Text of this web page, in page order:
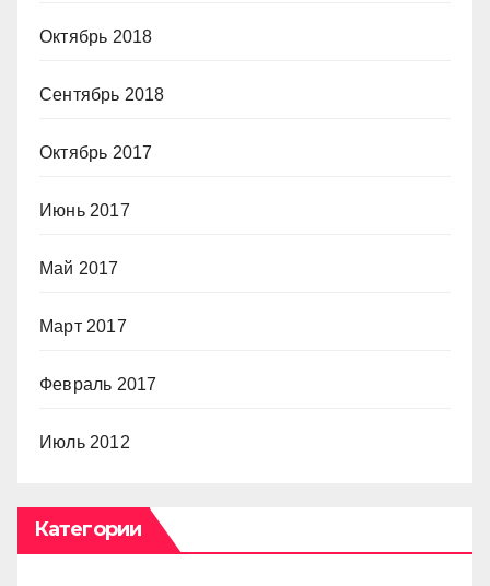
Октябрь 2018
Сентябрь 2018
Октябрь 2017
Июнь 2017
Май 2017
Март 2017
Февраль 2017
Июль 2012
Категории